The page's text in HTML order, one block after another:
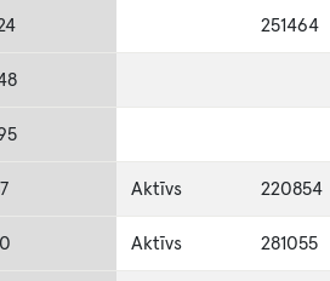
251464
Aktīvs 220854
Aktīvs 281055